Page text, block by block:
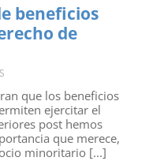
beneficios
de
que los beneficios
ejercitar el
post hemos
que merece,
minoritario [...]